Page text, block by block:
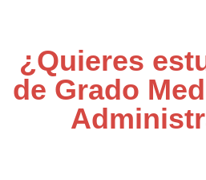
¿Quieres
de Grado